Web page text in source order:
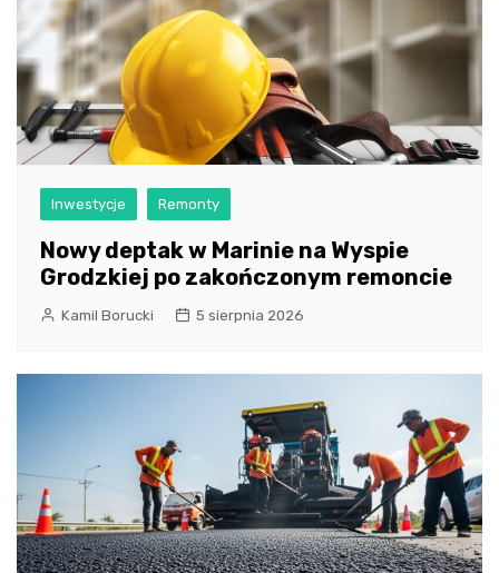
Inwestycje Remonty
Nowy deptak w Marinie na Wyspie
Grodzkiej po zakończonym remoncie
Kamil Borucki 5 sierpnia 2026